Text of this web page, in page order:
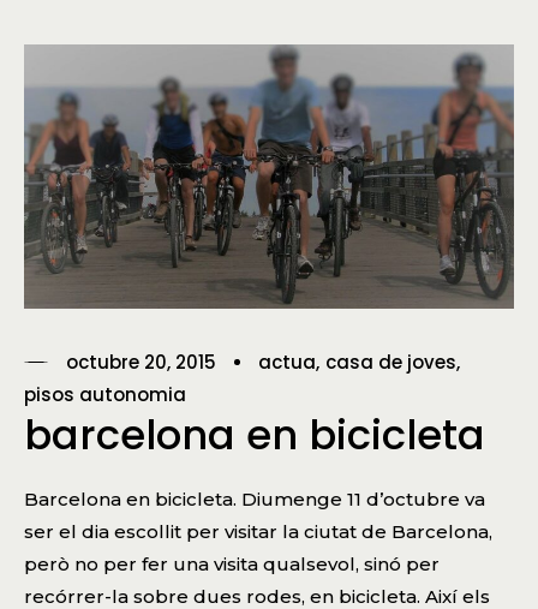
octubre 20, 2015 actua casa de joves
pisos autonomia
barcelona en bicicleta
Barcelona en bicicleta. Diumenge 11 d’octubre va
ser el dia escollit per visitar la ciutat de Barcelona,
però no per fer una visita qualsevol, sinó per
recórrer-la sobre dues rodes, en bicicleta. Així els